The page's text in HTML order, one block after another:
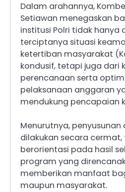
Dalam arahannya,
Setiawan menegaskan
institusi Polri tidak hanya
terciptanya situasi
ketertiban masyarakat
kondusif, tetapi juga dari
perencanaan serta
pelaksanaan anggaran
mendukung pencapaian
Menurutnya,
dilakukan secara cermat,
berorientasi pada hasil
program yang
memberikan manfaat
maupun masyarakat.